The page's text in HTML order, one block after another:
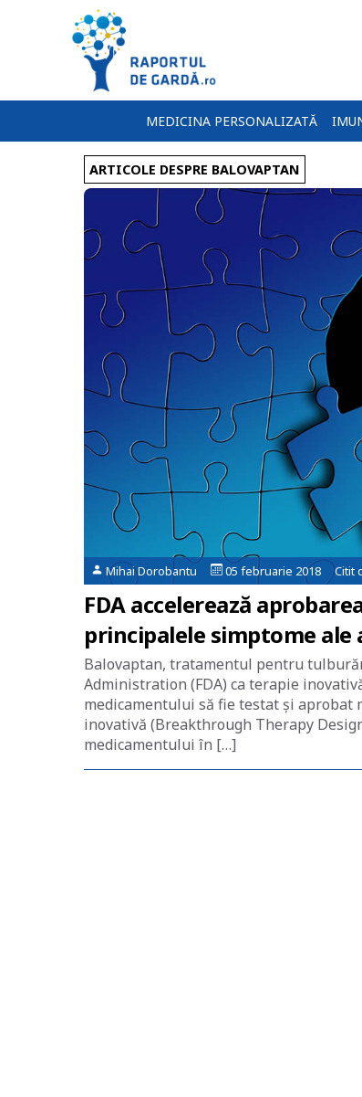
MEDICINA PERSONALIZATĂ
ARTICOLE DESPRE BALOVAPTAN
Mihai Dorobantu 05 februarie 2018 Citit
FDA accelerează
principalele simptome
Balovaptan, tratamentul pentru
Administration (FDA) ca terapie
medicamentului să fie testat și aprobat
inovativă (Breakthrough Therapy
medicamentului în […]